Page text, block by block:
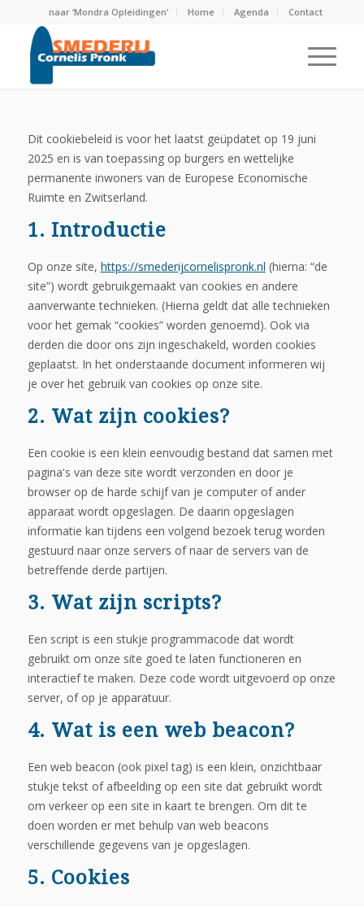
naar ‘Mondra Opleidingen’ Home Agenda Contact
Dit cookiebeleid is voor het laatst geüpdatet op 19 juni
2025 en is van toepassing op burgers en wettelijke
permanente inwoners van de Europese Economische
Ruimte en Zwitserland.
1. Introductie
Op onze site, https://smederijcornelispronk.nl (hierna: “de
site”) wordt gebruikgemaakt van cookies en andere
aanverwante technieken. (Hierna geldt dat alle technieken
voor het gemak “cookies” worden genoemd). Ook via
derden die door ons zijn ingeschakeld, worden cookies
geplaatst. In het onderstaande document informeren wij
je over het gebruik van cookies op onze site.
2. Wat zijn cookies?
Een cookie is een klein eenvoudig bestand dat samen met
pagina's van deze site wordt verzonden en door je
browser op de harde schijf van je computer of ander
apparaat wordt opgeslagen. De daarin opgeslagen
informatie kan tijdens een volgend bezoek terug worden
gestuurd naar onze servers of naar de servers van de
betreffende derde partijen.
3. Wat zijn scripts?
Een script is een stukje programmacode dat wordt
gebruikt om onze site goed te laten functioneren en
interactief te maken. Deze code wordt uitgevoerd op onze
server, of op je apparatuur.
4. Wat is een web beacon?
Een web beacon (ook pixel tag) is een klein, onzichtbaar
stukje tekst of afbeelding op een site dat gebruikt wordt
om verkeer op een site in kaart te brengen. Om dit te
doen worden er met behulp van web beacons
verschillende gegevens van je opgeslagen.
5. Cookies